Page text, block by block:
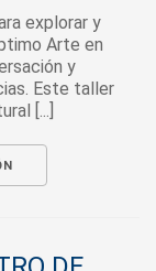
explorar y
Arte en
y
Este taller
[...]